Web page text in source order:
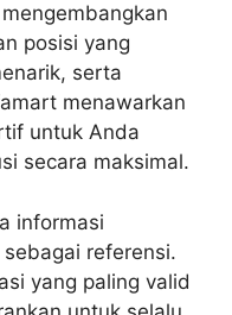
posisi yang
serta
menawarkan
untuk Anda
secara maksimal.
informasi
referensi.
yang paling valid